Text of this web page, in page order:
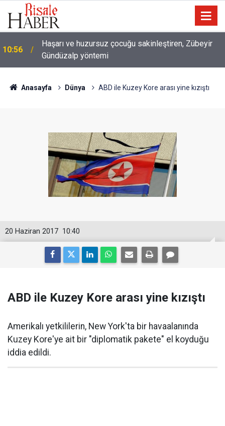
10:00 Niye 'dilimin ucunda' demek zorunda kalıyoruz?
Anasayfa Dünya ABD ile Kuzey Kore arası yine kızıştı
10:40
20 Haziran 2017
ABD ile Kuzey Kore arası yine kızıştı
Amerikalı yetkililerin, New York'ta bir havaalanında
Kuzey Kore'ye ait bir "diplomatik pakete" el koyduğu
iddia edildi.